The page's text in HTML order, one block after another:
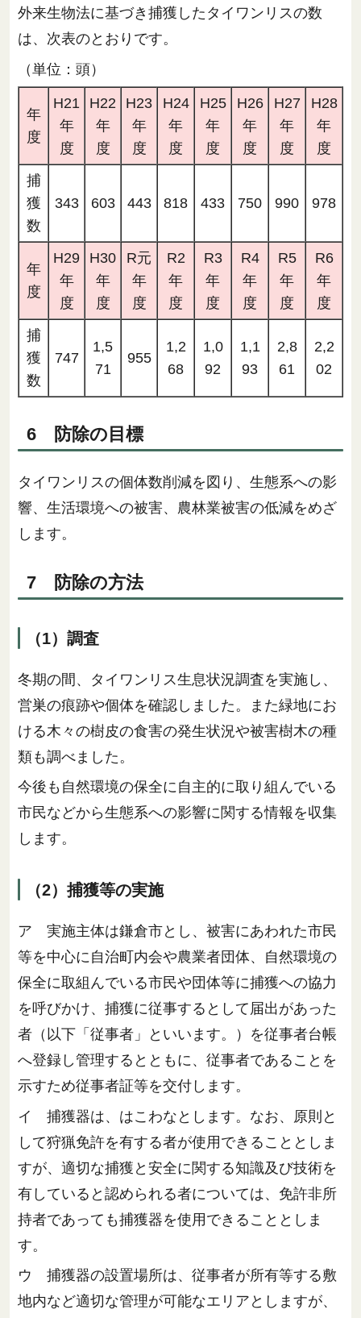
外来生物法に基づき捕獲したタイワンリスの数
は、次表のとおりです。
（単位：頭）
年
度
H21
年
度
H22
年
度
H23
年
度
H24
年
度
H25
年
度
H26
年
度
H27
年
度
H28
年
度
捕
獲
数
343 603 443 818 433 750 990 978
年
度
H29
年
度
H30
年
度
R元
年
度
R2
年
度
R3
年
度
R4
年
度
R5
年
度
R6
年
度
捕
獲
数
747
1,5
71
955
1,2
68
1,0
92
1,1
93
2,8
61
2,2
02
6 防除の目標
タイワンリスの個体数削減を図り、生態系への影
響、生活環境への被害、農林業被害の低減をめざ
します。
7 防除の方法
（1）調査
冬期の間、タイワンリス生息状況調査を実施し、
営巣の痕跡や個体を確認しました。また緑地にお
ける木々の樹皮の食害の発生状況や被害樹木の種
類も調べました。
今後も自然環境の保全に自主的に取り組んでいる
市民などから生態系への影響に関する情報を収集
します。
（2）捕獲等の実施
ア 実施主体は鎌倉市とし、被害にあわれた市民
等を中心に自治町内会や農業者団体、自然環境の
保全に取組んでいる市民や団体等に捕獲への協力
を呼びかけ、捕獲に従事するとして届出があった
者（以下「従事者」といいます。）を従事者台帳
へ登録し管理するとともに、従事者であることを
示すため従事者証等を交付します。
イ 捕獲器は、はこわなとします。なお、原則と
して狩猟免許を有する者が使用できることとしま
すが、適切な捕獲と安全に関する知識及び技術を
有していると認められる者については、免許非所
持者であっても捕獲器を使用できることとしま
す。
ウ 捕獲器の設置場所は、従事者が所有等する敷
地内など適切な管理が可能なエリアとしますが、